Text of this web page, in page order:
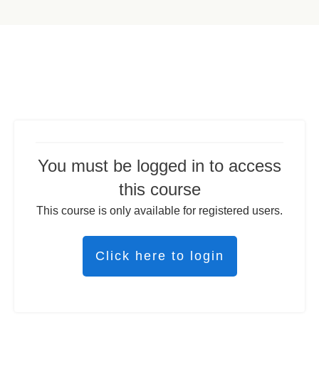
You must be logged in to access
this course
This course is only available for registered users.
Click here to login